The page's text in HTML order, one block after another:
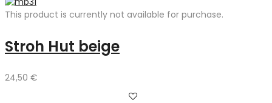
This product is currently not available for purchase.
Stroh Hut beige
24,50 €